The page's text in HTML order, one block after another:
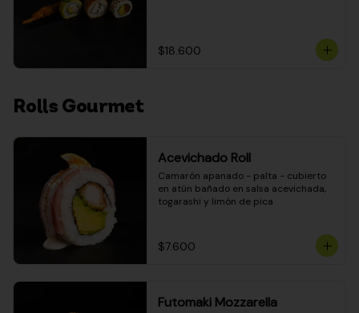
$18.600
Rolls Gourmet
Acevichado Roll
Camarón apanado - palta - cubierto
en atún bañado en salsa acevichada,
togarashi y limón de pica
$7.600
Futomaki Mozzarella